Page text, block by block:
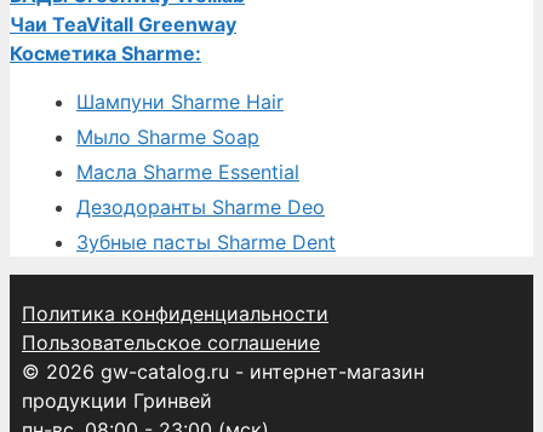
Чаи TeaVitall Greenway
Косметика Sharme:
Шампуни Sharme Hair
Мыло Sharme Soap
Масла Sharme Essential
Дезодоранты Sharme Deo
Зубные пасты Sharme Dent
Политика конфиденциальности
Пользовательское соглашение
© 2026 gw-catalog.ru - интернет-магазин
продукции Гринвей